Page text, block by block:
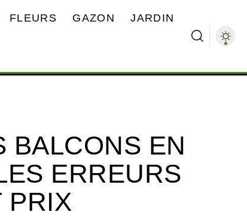
FLEURS GAZON JARDIN
BALCONS EN
ERREURS
PRIX